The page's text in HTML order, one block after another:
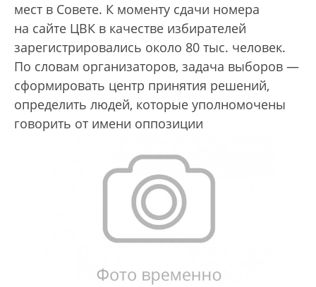
мест в Совете. К моменту сдачи номера
на сайте ЦВК в качестве избирателей
зарегистрировались около 80 тыс. человек.
По словам организаторов, задача выборов —
сформировать центр принятия решений,
определить людей, которые уполномочены
говорить от имени оппозиции